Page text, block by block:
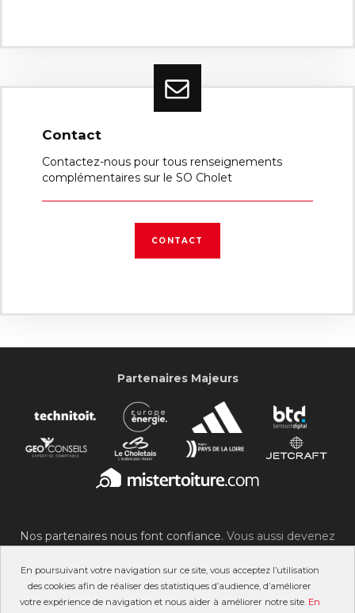
En poursuivant votre navigation sur ce site, vous acceptez l’utilisation
des cookies afin de réaliser des statistiques d’audience, d’améliorer
votre expérience de navigation et nous aider à améliorer notre site. En
Contact
Contactez-nous pour tous renseignements
complémentaires sur le SO Cholet
CONTACT
Partenaires Majeurs
Nos partenaires nous font confiance. Vous aussi devenez